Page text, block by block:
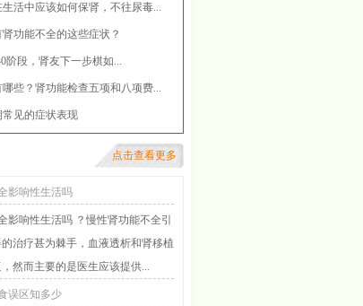
活中应该如何保肾，不往尿毒...
肾功能不全的这些症状？
阶段，肾友下一步棋如...
些？肾功能检查五项和八项费...
见的症状表现
点击查看更多
影响性生活吗
影响性生活吗 ？慢性肾功能不全引
治疗甚为棘手，血液透析和肾移植
然而主要的是医生应该提供...
误区知多少